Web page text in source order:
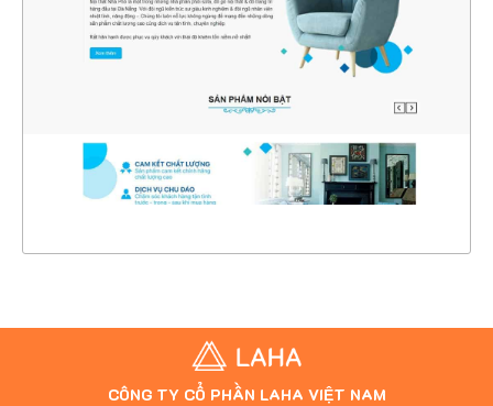
CHI TIẾT
XEM THỰC TẾ
CÔNG TY CỔ PHẦN LAHA VIỆT NAM